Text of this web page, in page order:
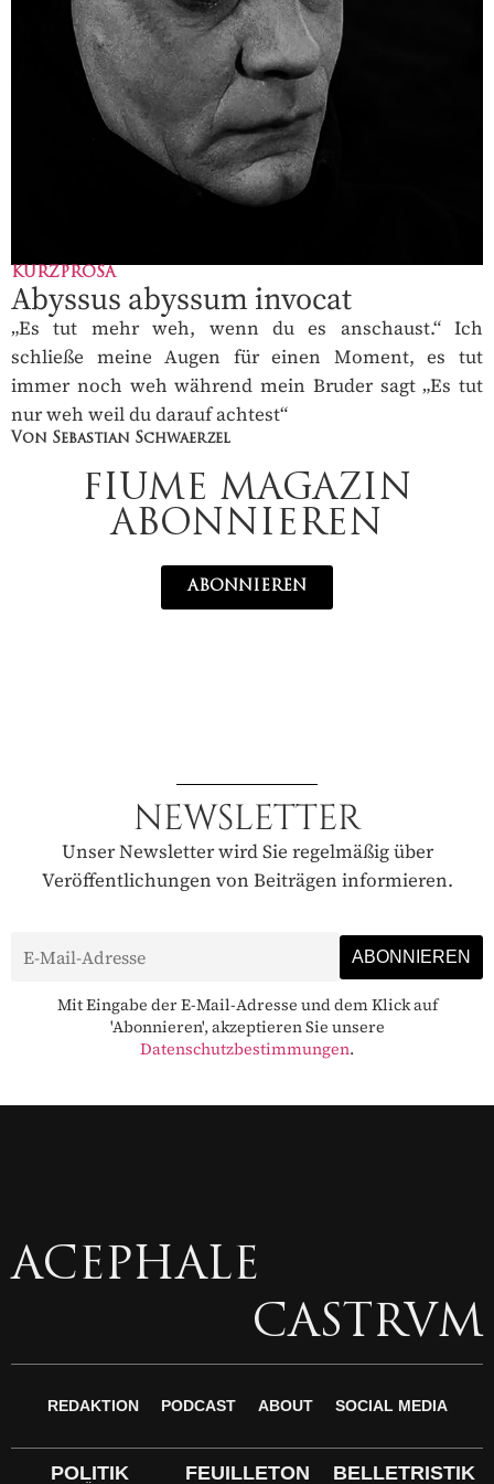
KURZPROSA
Abyssus abyssum invocat
„Es tut mehr weh, wenn du es anschaust.“ Ich
schließe meine Augen für einen Moment, es tut
immer noch weh während mein Bruder sagt „Es tut
nur weh weil du darauf achtest“
Von Sebastian Schwaerzel
FIUME MAGAZIN
ABONNIEREN
ABONNIEREN
NEWSLETTER
Unser Newsletter wird Sie regelmäßig über
Veröffentlichungen von Beiträgen informieren.
Mit Eingabe der E-Mail-Adresse und dem Klick auf
'Abonnieren', akzeptieren Sie unsere
Datenschutzbestimmungen.
ACEPHALE
CASTRVM
REDAKTION PODCAST ABOUT SOCIAL MEDIA
POLITIK FEUILLETON BELLETRISTIK